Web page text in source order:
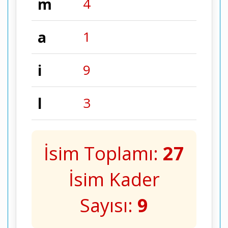
m
a 1
i 9
l 3
İsim Toplamı: 27
İsim Kader
Sayısı: 9